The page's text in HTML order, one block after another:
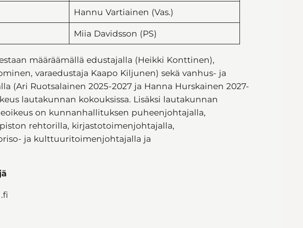
Hannu Vartiainen (Vas.)
Miia Davidsson (PS)
määräämällä edustajalla (Heikki Konttinen),
varaedustaja Kaapo Kiljunen) sekä vanhus- ja
(Ari Ruotsalainen 2025-2027 ja Hanna Hurskainen 2027-
lautakunnan kokouksissa. Lisäksi lautakunnan
on kunnanhallituksen puheenjohtajalla,
rehtorilla, kirjastotoimenjohtajalla,
ja kulttuuritoimenjohtajalla ja